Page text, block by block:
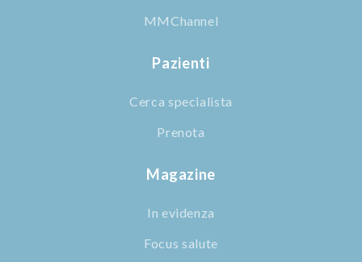
MMChannel
Pazienti
Cerca specialista
Prenota
Magazine
In evidenza
Focus salute